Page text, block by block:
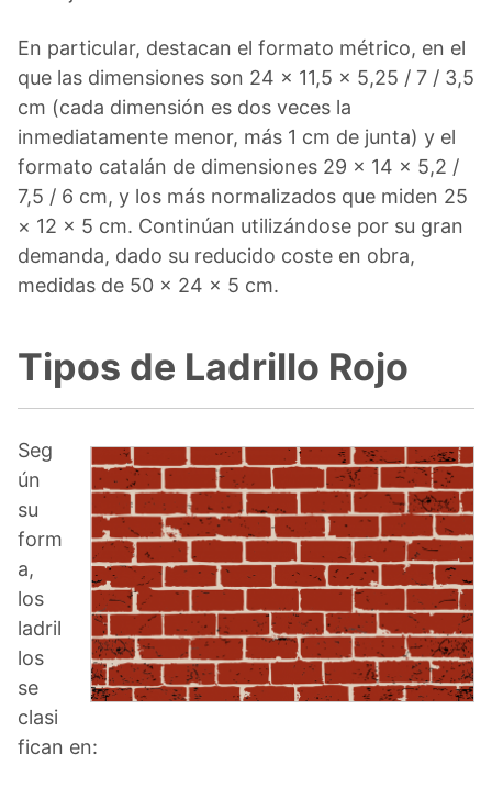
En particular, destacan el formato métrico, en el
que las dimensiones son 24 × 11,5 × 5,25 / 7 / 3,5
cm (cada dimensión es dos veces la
inmediatamente menor, más 1 cm de junta) y el
formato catalán de dimensiones 29 × 14 × 5,2 /
7,5 / 6 cm, y los más normalizados que miden 25
× 12 × 5 cm. Continúan utilizándose por su gran
demanda, dado su reducido coste en obra,
medidas de 50 x 24 x 5 cm.
Tipos de Ladrillo Rojo
Seg
ún
su
form
a,
los
ladril
los
se
clasi
fican en: